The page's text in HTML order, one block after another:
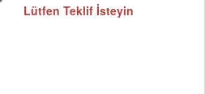
Lütfen Teklif İsteyin